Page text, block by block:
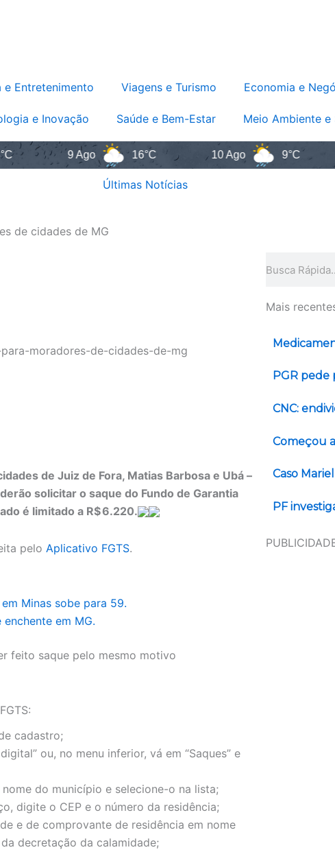
e Entretenimento Viagens e Turismo Economia e
e Inovação Saúde e Bem-Estar Meio Ambiente
9 Ago 16°C 10 Ago 9°C
Últimas Notícias
de cidades de MG
de Juiz de Fora, Matias Barbosa e Ubá –
solicitar o saque do Fundo de Garantia
é limitado a R$ 6.220.
pelo Aplicativo FGTS.​
Minas sobe para 59.
em MG.
feito saque pelo mesmo motivo
cadastro;
ou, no menu inferior, vá em “Saques” e
do município e selecione-o na lista;
digite o CEP e o número da residência;
e de comprovante de residência em nome
decretação da calamidade;
Mais
PGR pede
CNC:
Começou
Caso
PF